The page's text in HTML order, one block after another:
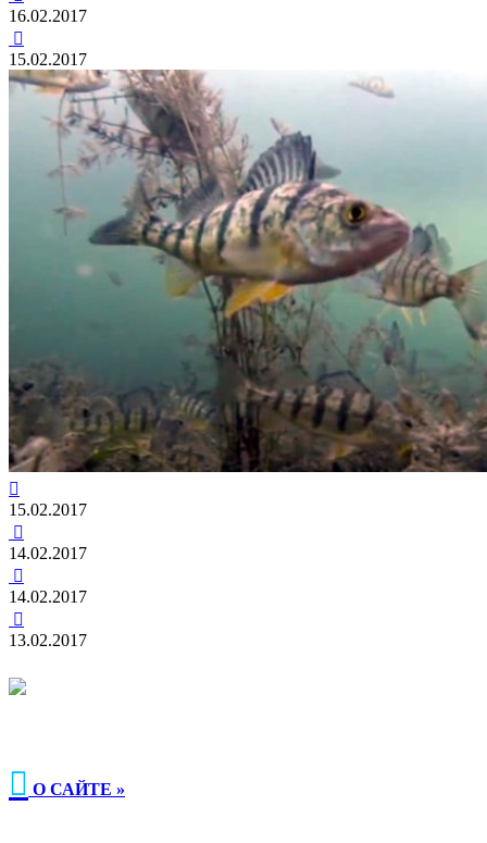
16.02.2017

15.02.2017

15.02.2017

14.02.2017

14.02.2017

13.02.2017
 О САЙТЕ »